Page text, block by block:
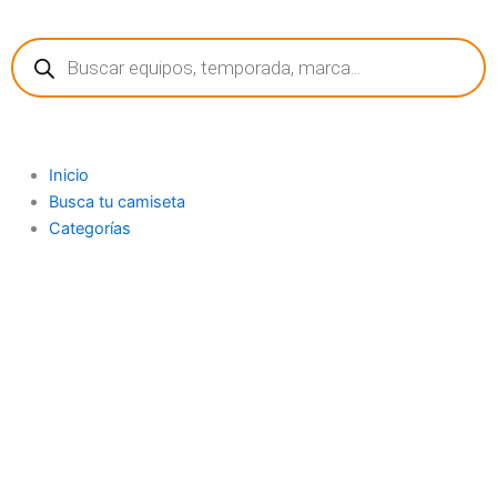
contenido
Búsqueda
de
productos
Inicio
Busca tu camiseta
Categorías